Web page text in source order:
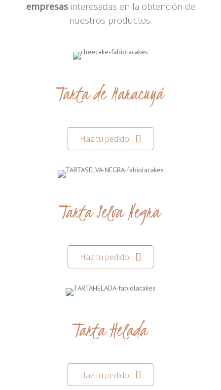
empresasinteresadas en la obtención de
nuestros productos.
Tarta de Maracuyá
Haz tu pedido
Tarta Selva Negra
Haz tu pedido
Tarta Helada
Haz tu pedido